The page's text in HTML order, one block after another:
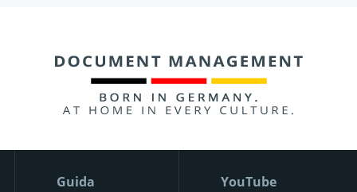
Guida YouTube